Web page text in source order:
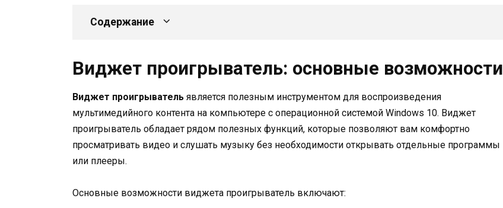
Содержание
Виджет проигрыватель: основные возможности
Виджет проигрыватель является полезным инструментом для воспроизведения
мультимедийного контента на компьютере с операционной системой Windows 10. Виджет
проигрыватель обладает рядом полезных функций, которые позволяют вам комфортно
просматривать видео и слушать музыку без необходимости открывать отдельные программы
или плееры.
Основные возможности виджета проигрыватель включают: